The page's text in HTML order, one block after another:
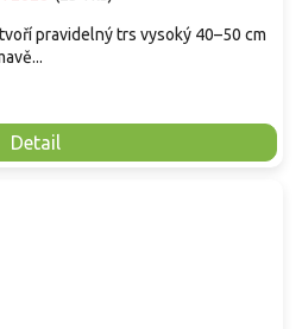
Detail
pravidelný trs vysoký 40–50 cm